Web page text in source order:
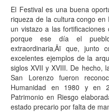
El Festival es una buena
riqueza de la cultura congo
un vistazo a las fortificaciones
porque ese día el
extraordinaria‚Äï que,
excelentes ejemplos de la
siglos XVII y XVIII. De hecho,
San Lorenzo fueron
Humanidad en 1980 y en
Patrimonio en Riesgo
estado precario por falta de